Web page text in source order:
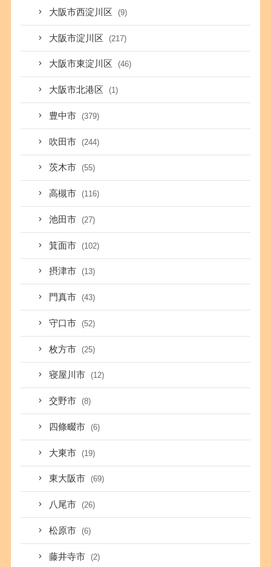
大阪市西淀川区 (9)
大阪市淀川区 (217)
大阪市東淀川区 (46)
大阪市北港区 (1)
豊中市 (379)
吹田市 (244)
茨木市 (55)
高槻市 (116)
池田市 (27)
箕面市 (102)
摂津市 (13)
門真市 (43)
守口市 (52)
枚方市 (25)
寝屋川市 (12)
交野市 (8)
四條畷市 (6)
大東市 (19)
東大阪市 (69)
八尾市 (26)
松原市 (6)
藤井寺市 (2)